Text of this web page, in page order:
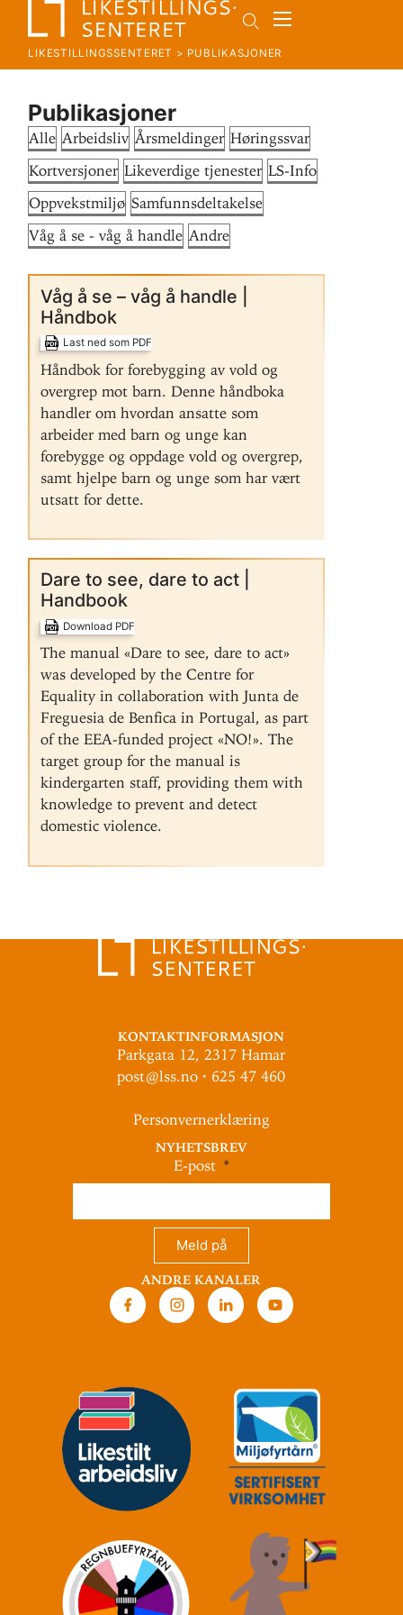
LIKESTILLINGSSENTERET > PUBLIKASJONER
Publikasjoner
Alle Arbeidsliv Årsmeldinger Høringssvar
Kortversjoner Likeverdige tjenester LS-Info
Oppvekstmiljø Samfunnsdeltakelse
Våg å se - våg å handle Andre
Våg å se – våg å handle |
Håndbok
Last ned som PDF
Håndbok for forebygging av vold og
overgrep mot barn. Denne håndboka
handler om hvordan ansatte som
arbeider med barn og unge kan
forebygge og oppdage vold og overgrep,
samt hjelpe barn og unge som har vært
utsatt for dette.
Dare to see, dare to act |
Handbook
Download PDF
The manual «Dare to see, dare to act»
was developed by the Centre for
Equality in collaboration with Junta de
Freguesia de Benfica in Portugal, as part
of the EEA-funded project «NO!». The
target group for the manual is
kindergarten staff, providing them with
knowledge to prevent and detect
domestic violence.
Kontaktinformasjon
Parkgata 12, 2317 Hamar
post@lss.no · 625 47 460
Personvernerklæring
Nyhetsbrev
E-post
Meld på
Andre kanaler